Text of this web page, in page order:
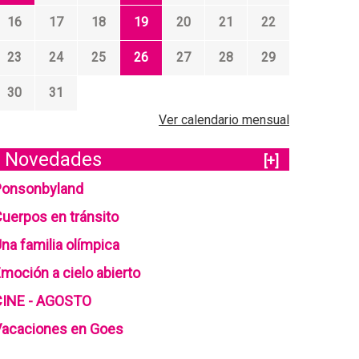
16 17 18 19 20 21 22
23 24 25 26 27 28 29
30
31
Ver calendario mensual
Novedades
[+]
en tránsito
familia olímpica
a cielo abierto
- AGOSTO
en Goes